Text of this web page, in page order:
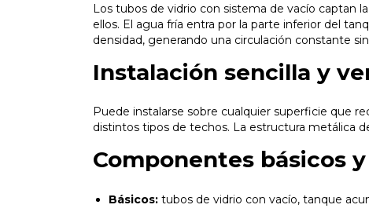
Los tubos de vidrio con sistema de vacío captan
ellos. El agua fría entra por la parte inferior del
densidad, generando una circulación constante
Instalación sencilla y
Puede instalarse sobre cualquier superficie que
distintos tipos de techos. La estructura metálica
Componentes básicos
Básicos: tubos de vidrio con vacío, tanque